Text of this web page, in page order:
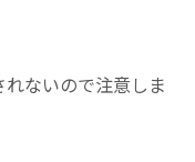
ないので注意しま